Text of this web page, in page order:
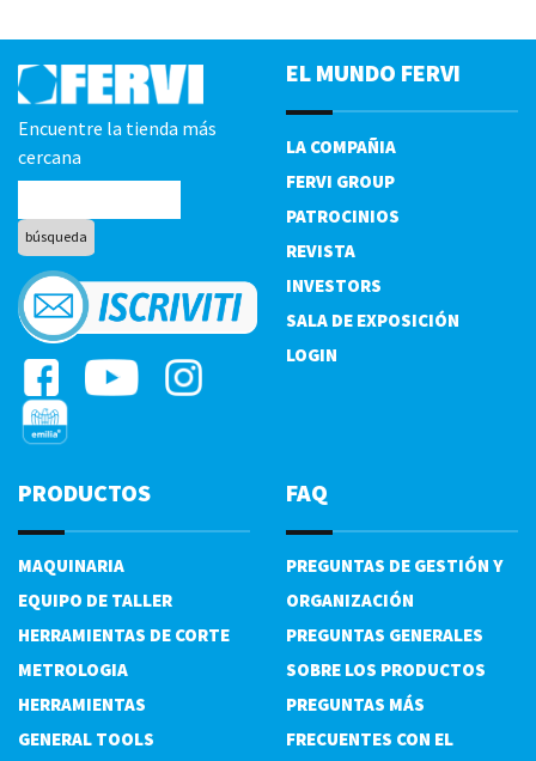
Encuentre la tienda más
cercana
EL MUNDO FERVI
LA COMPAÑIA
FERVI GROUP
PATROCINIOS
REVISTA
INVESTORS
SALA DE EXPOSICIÓN
LOGIN
PRODUCTOS
MAQUINARIA
EQUIPO DE TALLER
HERRAMIENTAS DE CORTE
METROLOGIA
HERRAMIENTAS
GENERAL TOOLS
FAQ
PREGUNTAS DE GESTIÓN Y
ORGANIZACIÓN
PREGUNTAS GENERALES
SOBRE LOS PRODUCTOS
PREGUNTAS MÁS
FRECUENTES CON EL